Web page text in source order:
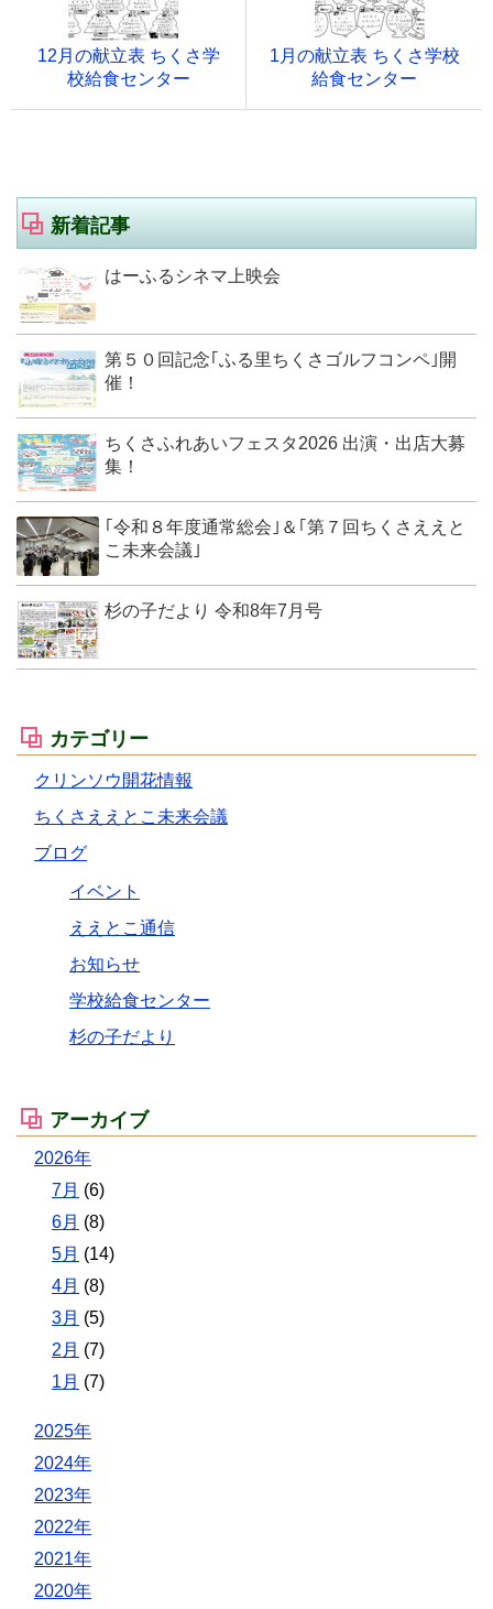
12月の献立表 ちくさ学
校給食センター
1月の献立表 ちくさ学校
給食センター
新着記事
はーふるシネマ上映会
第５０回記念｢ふる里ちくさゴルフコンペ｣開
催！
ちくさふれあいフェスタ2026 出演・出店大募
集！
｢令和８年度通常総会｣＆｢第７回ちくさええと
こ未来会議｣
杉の子だより 令和8年7月号
カテゴリー
クリンソウ開花情報
ちくさええとこ未来会議
ブログ
イベント
ええとこ通信
お知らせ
学校給食センター
杉の子だより
アーカイブ
2026年
7月 (6)
6月 (8)
5月 (14)
4月 (8)
3月 (5)
2月 (7)
1月 (7)
2025年
2024年
2023年
2022年
2021年
2020年